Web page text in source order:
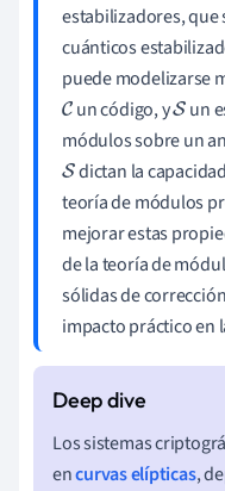
estabilizadores,
cuánticos
puede modelizarse
Cun código, yS un
módulos sobre un
S dictan la
teoría de módulos
mejorar estas
de la teoría de
sólidas de
impacto práctico en
Los sistemas
encurvas elípticas,